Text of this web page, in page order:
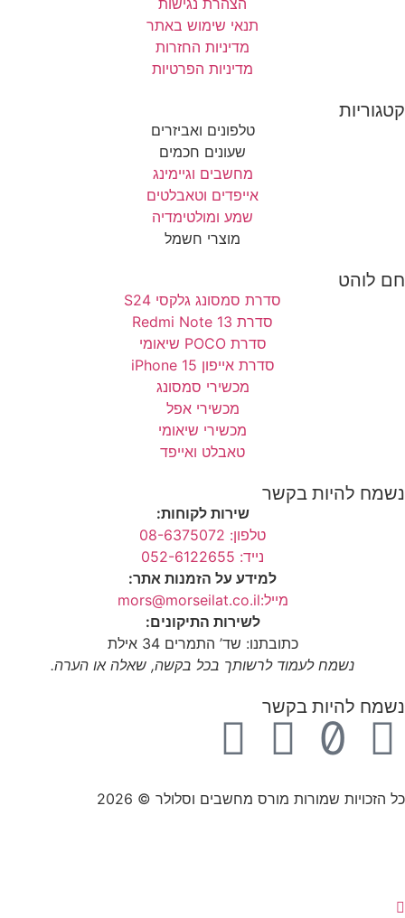
תנאי שימוש באתר
מדיניות החזרות
מדיניות הפרטיות
קטגוריות
טלפונים ואביזרים
שעונים חכמים
מחשבים וגיימינג
אייפדים וטאבלטים
שמע ומולטימדיה
מוצרי חשמל
חם לוהט
סדרת סמסונג גלקסי S24
סדרת Redmi Note 13
סדרת POCO שיאומי
סדרת אייפון 15 iPhone
מכשירי סמסונג
מכשירי אפל
מכשירי שיאומי
טאבלט ואייפד
נשמח להיות בקשר
שירות לקוחות:
טלפון: 08-6375072
נייד: 052-6122655
למידע על הזמנות אתר:
מייל:mors@morseilat.co.il
לשירות התיקונים:
כתובתנו: שד’ התמרים 34 אילת
נשמח לעמוד לרשותך בכל בקשה, שאלה או הערה.
נשמח להיות בקשר
כל הזכויות שמורות מורס מחשבים וסלולר © 2026